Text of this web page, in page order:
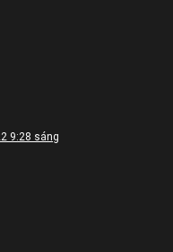
9:28 sáng